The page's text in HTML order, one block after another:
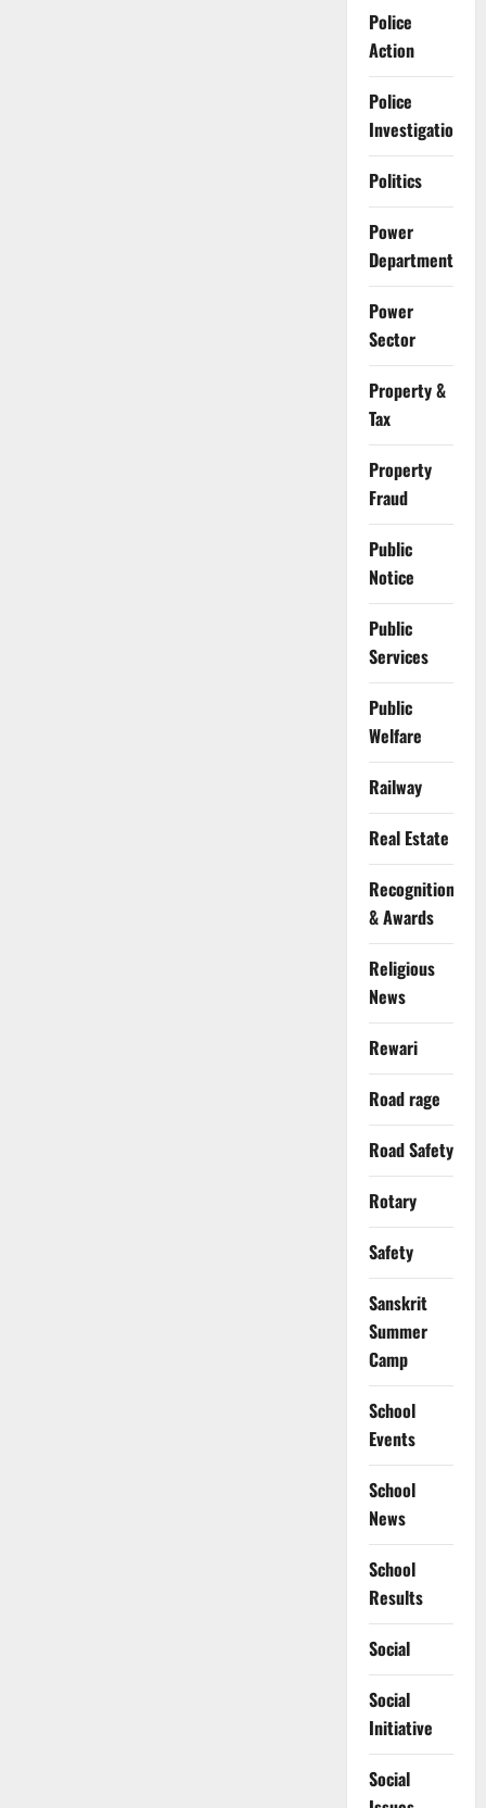
Police
Action
Police
Investigation
Politics
Power
Department
Power
Sector
Property &
Tax
Property
Fraud
Public
Notice
Public
Services
Public
Welfare
Railway
Real Estate
Recognition
& Awards
Religious
News
Rewari
Road rage
Road Safety
Rotary
Safety
Sanskrit
Summer
Camp
School
Events
School
News
School
Results
Social
Social
Initiative
Social